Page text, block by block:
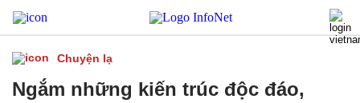
Chuyện lạ
Ngắm những kiến trúc độc đáo,